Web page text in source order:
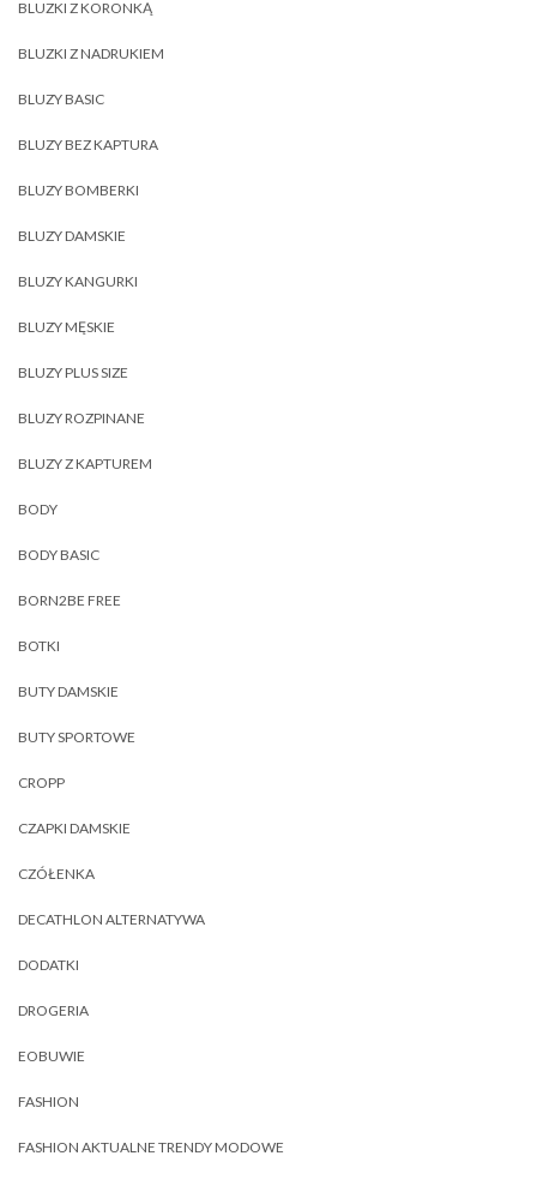
BLUZKI Z KORONKĄ
BLUZKI Z NADRUKIEM
BLUZY BASIC
BLUZY BEZ KAPTURA
BLUZY BOMBERKI
BLUZY DAMSKIE
BLUZY KANGURKI
BLUZY MĘSKIE
BLUZY PLUS SIZE
BLUZY ROZPINANE
BLUZY Z KAPTUREM
BODY
BODY BASIC
BORN2BE FREE
BOTKI
BUTY DAMSKIE
BUTY SPORTOWE
CROPP
CZAPKI DAMSKIE
CZÓŁENKA
DECATHLON ALTERNATYWA
DODATKI
DROGERIA
EOBUWIE
FASHION
FASHION AKTUALNE TRENDY MODOWE